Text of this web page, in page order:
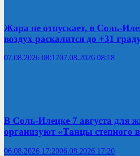
Жара не отпускает, в Соль-
воздух раскалится до +31
07.08.2026 08:1707.08.2026 08:18
В Соль-Илецке 7 августа для
организуют «Танцы степного
06.08.2026 17:2006.08.2026 17:20